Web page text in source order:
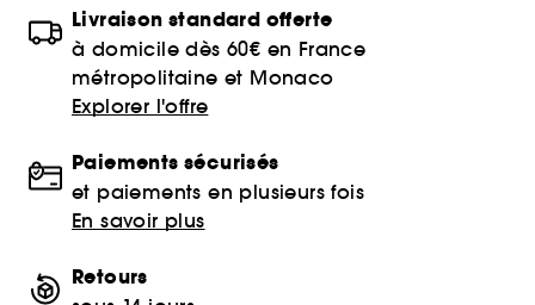
Livraison standard offerte
à domicile dès 60€ en France
métropolitaine et Monaco
Explorer l'offre
Paiements sécurisés
et paiements en plusieurs fois
En savoir plus
Retours